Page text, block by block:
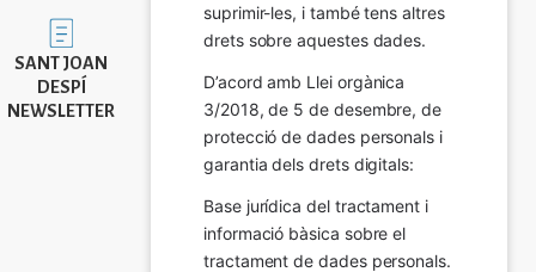
Imatge
SANT JOAN
DESPÍ
NEWSLETTER
suprimir-les, i també tens altres
drets sobre aquestes dades.
D’acord amb Llei orgànica
3/2018, de 5 de desembre, de
protecció de dades personals i
garantia dels drets digitals:
Base jurídica del tractament i
informació bàsica sobre el
tractament de dades personals.